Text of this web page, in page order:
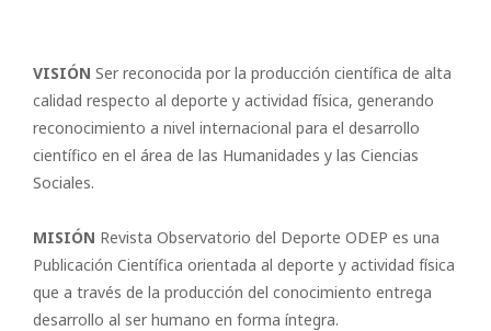
VISIÓN Ser reconocida por la producción científica de alta
calidad respecto al deporte y actividad física, generando
reconocimiento a nivel internacional para el desarrollo
científico en el área de las Humanidades y las Ciencias
Sociales.
MISIÓN Revista Observatorio del Deporte ODEP es una
Publicación Científica orientada al deporte y actividad física
que a través de la producción del conocimiento entrega
desarrollo al ser humano en forma íntegra.